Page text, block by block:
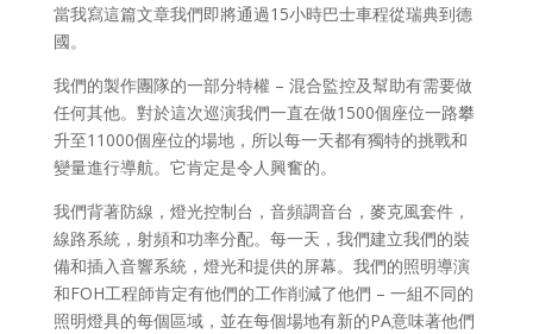
當我寫這篇文章我們即將通過15小時巴士車程從瑞典到德
國。
我們的製作團隊的一部分特權 – 混合監控及幫助有需要做
任何其他。對於這次巡演我們一直在做1500個座位一路攀
升至11000個座位的場地，所以每一天都有獨特的挑戰和
變量進行導航。它肯定是令人興奮的。
我們背著防線，燈光控制台，音頻調音台，麥克風套件，
線路系統，射頻和功率分配。每一天，我們建立我們的裝
備和插入音響系統，燈光和提供的屏幕。我們的照明導演
和FOH工程師肯定有他們的工作削減了他們 – 一組不同的
照明燈具的每個區域，並在每個場地有新的PA意味著他們